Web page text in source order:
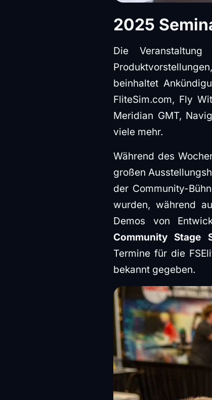
2025
Die
beinhaltet
FliteSim.com, Fly
Meridian GMT,
viele mehr.
Während des
großen
der Community-
wurden, während
Demos von
Community Stage
Termine für die
bekannt gegeben.